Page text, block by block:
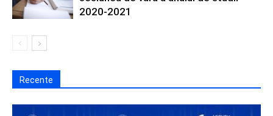
2020-2021
Recente